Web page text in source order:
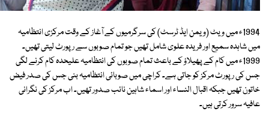
1994ء میں ویٹ (ویمن ایڈ ٹرسٹ) کی سرگرمیوں کے آغاز کے وقت مرکزی انتظامیہ
میں شاہدہ سمیع اور فریدہ علوی شامل تھیں جو تمام صوبوں سے رپورٹ لیتی تھیں۔
1999ء میں کام کے پھیلاؤ کے باعث تمام صوبوں کی انتظامیہ علیحدہ کام کرنے لگی
جس کی رپورٹ مرکز کو جاتی ہے۔ کراچی میں صوبائی انتظامیہ بنی جس کی صدر فیض
خاتون تھیں جبکہ اقبال النساء اور اسماء شاہین نائب صدور تھیں۔ اب مرکز کی نگرانی
عافیہ سرور کرتی ہیں۔